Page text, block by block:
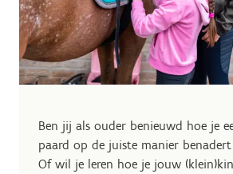
Ben jij als ouder benieuwd hoe je
paard op de juiste manier benadert
Of wil je leren hoe je jouw